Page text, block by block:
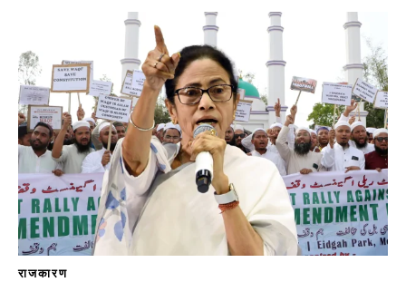
राजकारण